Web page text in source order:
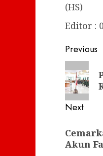
(HS)
Editor :
Post
Previous
Previous
post:
Next
post:
Akun